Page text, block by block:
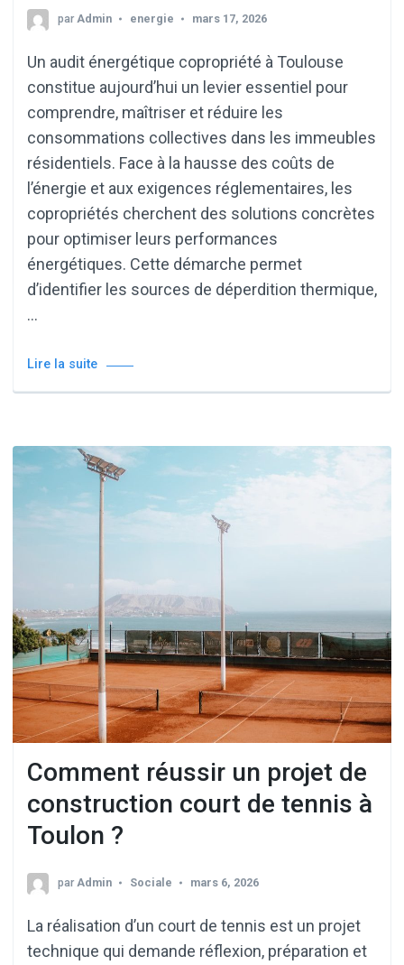
par Admin energie mars 17, 2026
Un audit énergétique copropriété à Toulouse
constitue aujourd’hui un levier essentiel pour
comprendre, maîtriser et réduire les
consommations collectives dans les immeubles
résidentiels. Face à la hausse des coûts de
l’énergie et aux exigences réglementaires, les
copropriétés cherchent des solutions concrètes
pour optimiser leurs performances
énergétiques. Cette démarche permet
d’identifier les sources de déperdition thermique,
…
Lire la suite
Comment réussir un projet de
construction court de tennis à
Toulon ?
par Admin Sociale mars 6, 2026
La réalisation d’un court de tennis est un projet
technique qui demande réflexion, préparation et